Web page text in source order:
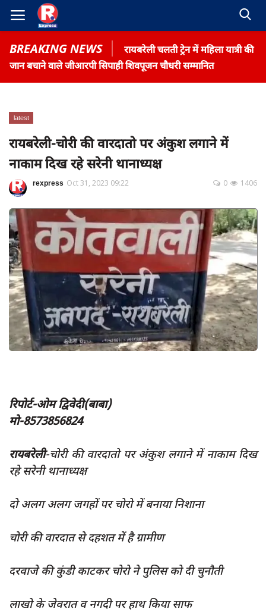
BREAKING NEWS
रायबरेली चलती ट्रेन में महिला यात्री की
जान बचाने वाले जीआरपी सिपाही शिवपूजन चौधरी सम्मानित
Home
Contact
Terms & Conditions
रोजगार समाचार
About US
Privacy Policy
App verify
समस्या
Covid-19
अपराध
स्वास्थ्य
सामाजिक
खेल
latest
दुर्घटना
Login
latest
रायबरेली-चोरी की वारदातो पर अंकुश लगाने में
नाकाम दिख रहे सरेनी थानाध्यक्ष
rexpress Oct 31, 2023 09:22 1406
0
रिपोर्ट-ओम द्विवेदी(बाबा)
मो-8573856824
रायबरेली-चोरी की वारदातो पर अंकुश लगाने में नाकाम दिख
रहे सरेनी थानाध्यक्ष
दो अलग अलग जगहों पर चोरो में बनाया निशाना
चोरी की वारदात से दहशत में है ग्रामीण
दरवाजे की कुंडी काटकर चोरो ने पुलिस को दी चुनौती
लाखो के जेवरात व नगदी पर हाथ किया साफ